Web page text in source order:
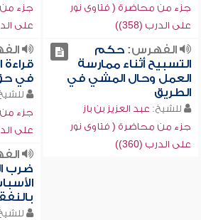
جزء من محاضرة ( فتاوى نور
على الدرب (358))
جزء من
على
الفهرس:حكم
التسبيح أثناء ممارسة
العمل وحال المشي في
الطريق
للشيخ: عبد العزيز بن باز
جزء من محاضرة ( فتاوى نور
على الدرب (360))
قراءة
في
جزء من
على
ضرب